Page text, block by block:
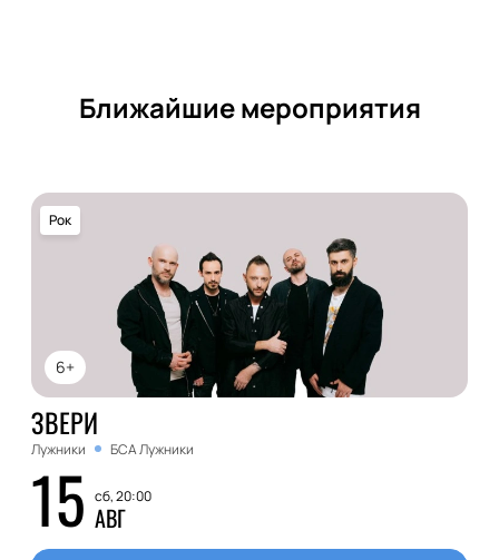
Ближайшие мероприятия
6+
Рок
ЗВЕРИ
Лужники БСА Лужники
15 сб, 20:00
АВГ